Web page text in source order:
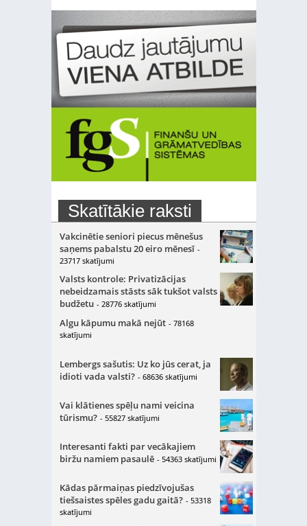
Skatītākie raksti
Vakcinētie seniori piecus mēnešus
saņems pabalstu 20 eiro mēnesī -
23717 skatījumi
Valsts kontrole: Privatizācijas
nebeidzamais stāsts sāk tukšot valsts
budžetu - 28776 skatījumi
Algu kāpumu makā nejūt - 78168
skatījumi
Lembergs sašutis: Uz ko jūs cerat, ja
idioti vada valsti? - 68636 skatījumi
Vai klātienes spēļu nami veicina
tūrismu? - 55827 skatījumi
Interesanti fakti par vecākajiem
biržu namiem pasaulē - 54363 skatījumi
Kādas pārmaiņas piedzīvojušas
tiešsaistes spēles gadu gaitā? - 53318
skatījumi